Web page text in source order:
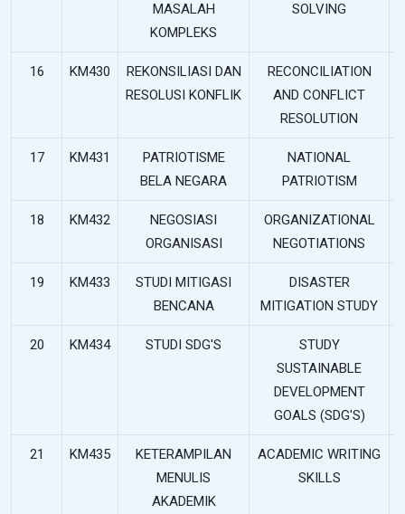
MASALAH
KOMPLEKS
SOLVING
16 KM430
REKONSILIASI DAN
RESOLUSI KONFLIK
RECONCILIATION
AND CONFLICT
RESOLUTION
17 KM431
PATRIOTISME
BELA NEGARA
NATIONAL
PATRIOTISM
18 KM432
NEGOSIASI
ORGANISASI
ORGANIZATIONAL
NEGOTIATIONS
19 KM433
STUDI MITIGASI
BENCANA
DISASTER
MITIGATION STUDY
20 KM434 STUDI SDG'S
STUDY
SUSTAINABLE
DEVELOPMENT
GOALS (SDG'S)
21 KM435
KETERAMPILAN
MENULIS
AKADEMIK
ACADEMIC WRITING
SKILLS